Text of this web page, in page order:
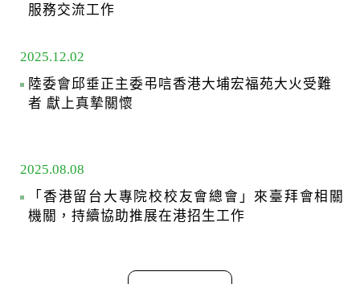
服務交流工作
2025.12.02
陸委會邱垂正主委弔唁香港大埔宏福苑大火受難
者 獻上真摯關懷
2025.08.08
「香港留台大專院校校友會總會」來臺拜會相關
機關，持續協助推展在港招生工作